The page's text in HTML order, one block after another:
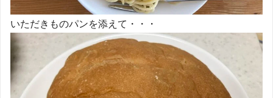
いただきものパンを添えて・・・